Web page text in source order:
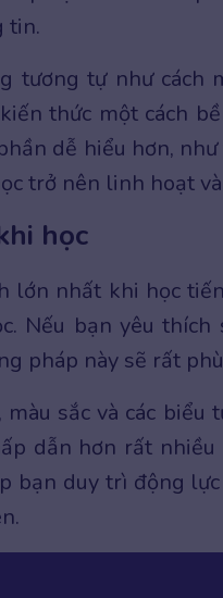
tin.
tương tự như
thức một cách
dễ hiểu hơn,
trở nên linh hoạt
học
lớn nhất khi học
Nếu bạn yêu
pháp này sẽ rất
sắc và các
dẫn hơn rất
bạn duy trì động